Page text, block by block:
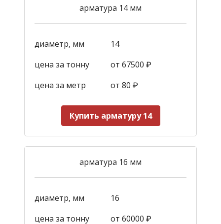
арматура 14 мм
диаметр, мм
14
цена за тонну
от 67500 ₽
цена за метр
от 80 ₽
Купить арматуру 14
арматура 16 мм
диаметр, мм
16
цена за тонну
от 60000 ₽